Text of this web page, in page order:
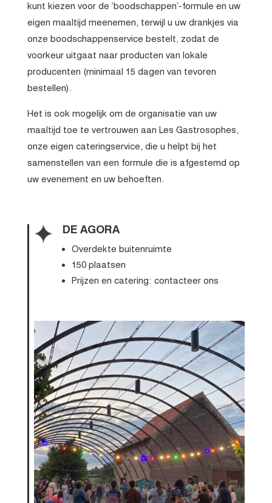
kunt kiezen voor de ‘boodschappen’-formule en uw
eigen maaltijd meenemen, terwijl u uw drankjes via
onze boodschappenservice bestelt, zodat de
voorkeur uitgaat naar producten van lokale
producenten (minimaal 15 dagen van tevoren
bestellen).
Het is ook mogelijk om de organisatie van uw
maaltijd toe te vertrouwen aan Les Gastrosophes,
onze eigen cateringservice, die u helpt bij het
samenstellen van een formule die is afgestemd op
uw evenement en uw behoeften.
DE AGORA
Overdekte buitenruimte
150 plaatsen
Prijzen en catering: contacteer ons